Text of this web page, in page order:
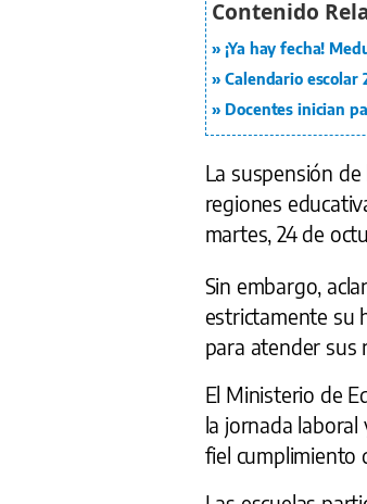
¡Ya hay fecha!
Calendario escolar
Docentes inician
La suspensión de
regiones
martes, 24 de
Sin embargo,
estrictamente su
para atender sus
El Ministerio de
la jornada
fiel cumplimiento